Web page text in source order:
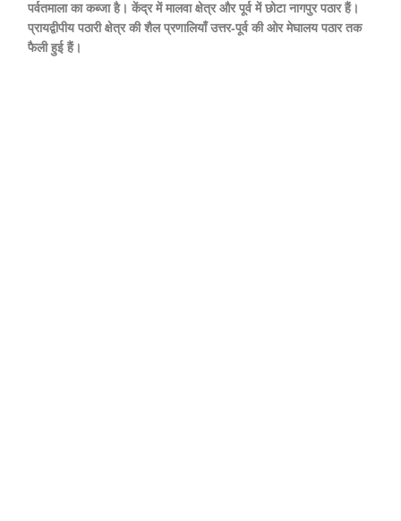
पर्वतमाला का कब्जा है। केंद्र में मालवा क्षेत्र और पूर्व में छोटा नागपुर पठार हैं।
प्रायद्वीपीय पठारी क्षेत्र की शैल प्रणालियाँ उत्तर-पूर्व की ओर मेघालय पठार तक
फैली हुई हैं।